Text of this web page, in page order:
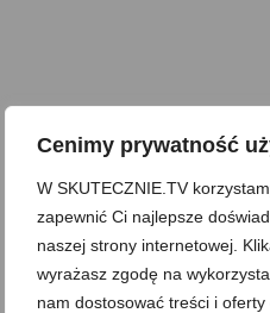
Cenimy prywatność
W SKUTECZNIE.TV
zapewnić Ci najlepsze
naszej strony internetowej.
wyrażasz zgodę na
nam dostosować treści i